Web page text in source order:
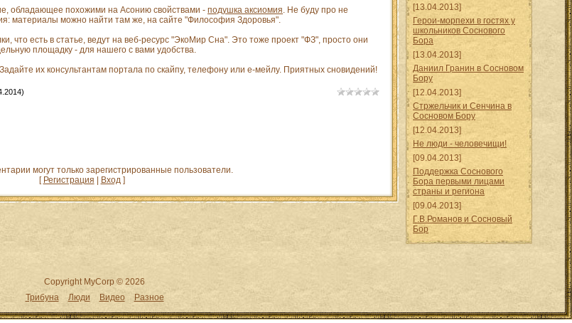
обладающее похожими на Асонию свойствами - подушка аксиомия. Не буду про не
материалы можно найти там же, на сайте "Философия Здоровья".
что есть в статье, ведут на веб-ресурс "ЭкоМир Сна". Это тоже проект "ФЗ", просто они
площадку - для нашего с вами удобства.
их консультантам портала по скайпу, телефону или е-мейлу. Приятных сновидений!
могут только зарегистрированные пользователи.
[ Регистрация Вход]
[13.04.2013]
Герои-морпехи в гостях у
школьников Соснового
Бора
[13.04.2013]
Даниил Гранин в Сосновом
Бору
[12.04.2013]
Стржельчик и Сенчина в
Сосновом Бору
[12.04.2013]
Не люди - человечищи!
[09.04.2013]
Поддержка Соснового
Бора первыми лицами
страны и региона
[09.04.2013]
Г.В.Романов и Сосновый
Бор
Copyright MyCorp © 2026
Трибуна
Люди Видео Разное